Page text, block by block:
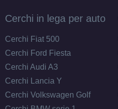
Cerchi in lega per auto
Cerchi Fiat 500
Cerchi Ford Fiesta
Cerchi Audi A3
Cerchi Lancia Y
Cerchi Volkswagen Golf